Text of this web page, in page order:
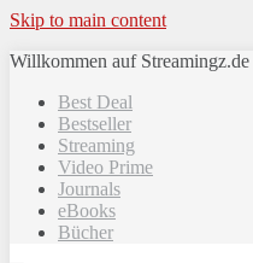
Skip to main content
Willkommen auf Streamingz.de
Best Deal
Bestseller
Streaming
Video Prime
Journals
eBooks
Bücher